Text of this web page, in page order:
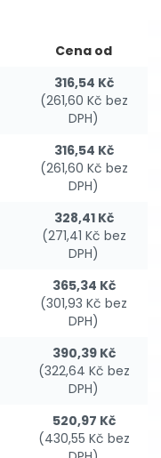
Cena od
316,54 Kč
(261,60 Kč bez
DPH)
316,54 Kč
(261,60 Kč bez
DPH)
328,41 Kč
(271,41 Kč bez
DPH)
365,34 Kč
(301,93 Kč bez
DPH)
390,39 Kč
(322,64 Kč bez
DPH)
520,97 Kč
(430,55 Kč bez